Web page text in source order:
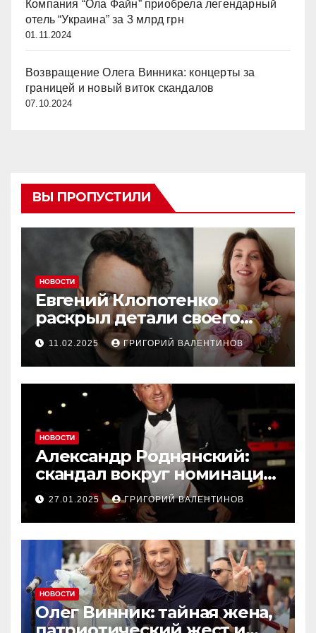
Компания “Ола Файн” приобрела легендарный
отель “Украина” за 3 млрд грн
01.11.2024
Возвращение Олега Винника: концерты за
границей и новый виток скандалов
07.10.2024
ВЫ ПРОПУСТИЛИ
НОВОСТИ
Евгений Клопотенко
раскрыл детали своего
романа с Екатериной
Песковой
11.02.2025 ГРИГОРИЙ ВАЛЕНТИНОВ
НОВОСТИ
Александр Роднянский:
скандал вокруг номинации
российского актера на
Оскар
27.01.2025 ГРИГОРИЙ ВАЛЕНТИНОВ
НОВОСТИ
Олег Винник: тайная жена,